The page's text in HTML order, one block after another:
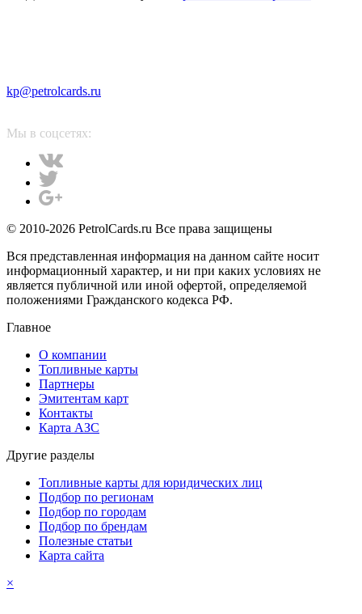
kp@petrolcards.ru
Мы в соцсетях:
© 2010-2026 PetrolCards.ru Все права защищены
Вся представленная информация на данном сайте носит
информационный характер, и ни при каких условиях не
является публичной или иной офертой, определяемой
положениями Гражданского кодекса РФ.
Главное
О компании
Топливные карты
Партнеры
Эмитентам карт
Контакты
Карта АЗС
Другие разделы
Топливные карты для юридических лиц
Подбор по регионам
Подбор по городам
Подбор по брендам
Полезные статьи
Карта сайта
×